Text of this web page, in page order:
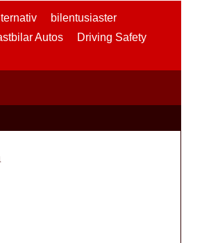
bilentusiaster
Autos
Driving Safety